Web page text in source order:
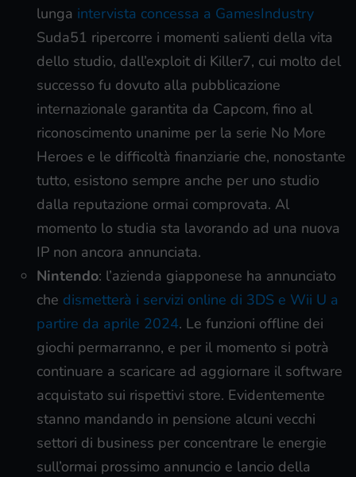
lunga intervista concessa a GamesIndustry
Suda51 ripercorre i momenti salienti della vita
dello studio, dall’exploit di Killer7, cui molto del
successo fu dovuto alla pubblicazione
internazionale garantita da Capcom, fino al
riconoscimento unanime per la serie No More
Heroes e le difficoltà finanziarie che, nonostante
tutto, esistono sempre anche per uno studio
dalla reputazione ormai comprovata. Al
momento lo studia sta lavorando ad una nuova
IP non ancora annunciata.
Nintendo: l’azienda giapponese ha annunciato
che dismetterà i servizi online di 3DS e Wii U a
partire da aprile 2024. Le funzioni offline dei
giochi permarranno, e per il momento si potrà
continuare a scaricare ad aggiornare il software
acquistato sui rispettivi store. Evidentemente
stanno mandando in pensione alcuni vecchi
settori di business per concentrare le energie
sull’ormai prossimo annuncio e lancio della